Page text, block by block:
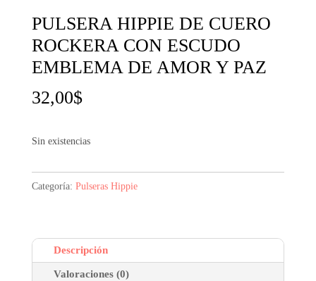
PULSERA HIPPIE DE CUERO
ROCKERA CON ESCUDO
EMBLEMA DE AMOR Y PAZ
32,00$
Sin existencias
Categoría: Pulseras Hippie
Descripción
Valoraciones (0)